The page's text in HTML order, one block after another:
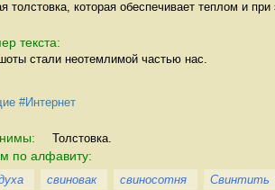
толстовка, которая обеспечивает теплом и
текста:
стали неотемлимой частью нас.
#Интернет
Толстовка.
по алфавиту:
свиновак свиносотня Свинтить